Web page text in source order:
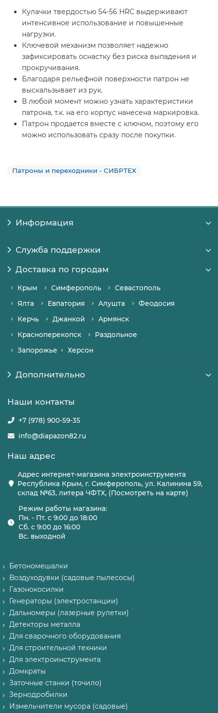
Кулачки твердостью 54-56 HRC выдерживают
интенсивное использование и повышенные
нагрузки.
Ключевой механизм позволяет надежно
зафиксировать оснастку без риска выпадения и
прокручивания.
Благодаря рельефной поверхности патрон не
выскальзывает из рук.
В любой момент можно узнать характеристики
патрона, т.к. на его корпус нанесена маркировка.
Патрон продается вместе с ключом, поэтому его
можно использовать сразу после покупки.
Патроны и переходники - СИБРТЕХ
Информация
Служба поддержки
Доставка по городам
Крым Симферополь
Севастополь
Ялта
Евпатория Алушта
Феодосия
Керчь
Джанкой
Армянск
Красноперекопск
Раздольное
Запорожье
Херсон
Дополнительно
Наши контакты
+7 (978) 900-59-35
info@diapazon82.ru
Наш адрес
Адрес интернет-магазина электроинструмента
Республика Крым, г. Симферополь, ул. Калинина 59,
склад №63, литера ЧФТХ, (Посмотреть на карте)
Режим работы магазина:
Пн. - Пт. с 9:00 до 18:00
Сб. с 9:00 до 16:00
Вс. выходной
Бетономешалки
Воздуходувки (садовые пылесосы)
Газонокосилки
Генераторы (электростанции)
Дальномеры (лазерные рулетки)
Детекторы металла
Для сварочного оборудования
Для строительной техники
Для электроинструмента
Домкраты
Заточные станки (точило)
Зернодробилки
Измельчители мусора (садовые)